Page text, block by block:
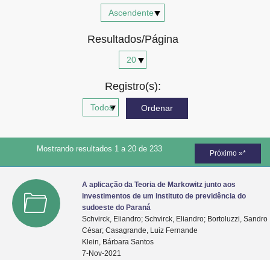
Resultados/Página
Registro(s):
Mostrando resultados 1 a 20 de 233 Próximo »*
A aplicação da Teoria de Markowitz junto aos
investimentos de um instituto de previdência do
sudoeste do Paraná
Schvirck, Eliandro; Schvirck, Eliandro; Bortoluzzi, Sandro
César; Casagrande, Luiz Fernande
Klein, Bárbara Santos
7-Nov-2021